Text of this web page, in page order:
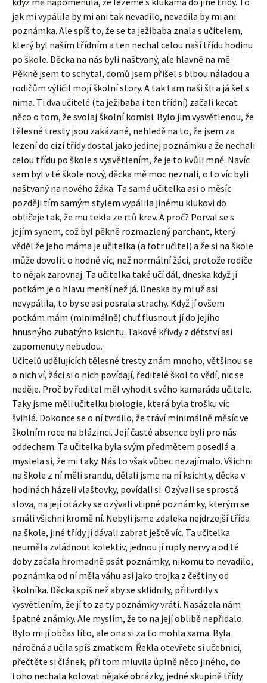
jak mi vypálila by mi ani tak nevadilo, nevadila by mi ani
poznámka. Ale spíš to, že se ta ježibaba znala s učitelem,
který byl naším třídním a ten nechal celou naší třídu hodinu
po škole. Děcka na nás byli naštvaný, ale hlavně na mě.
Pěkně jsem to schytal, domů jsem přišel s blbou náladou a
rodičům výličil mojí školní story. A tak tam naši šli a já šel s
nima. Ti dva učitelé (ta ježibaba i ten třídní) začali kecat
něco o tom, že svolaj školní komisi. Bylo jim vysvětlenou, že
tělesné tresty jsou zakázané, nehledě na to, že jsem za
lezení do cizí třídy dostal jako jedinej poznámku a že nechali
celou třídu po škole s vysvětlením, že je to kvůli mně. Navíc
sem byl v té škole nový, děcka mě moc neznali, o to víc byli
naštvaný na nového žáka. Ta samá učitelka asi o měsíc
později tím samým stylem vypálila jinému klukovi do
obličeje tak, že mu tekla ze rtů krev. A proč? Porval se s
jejím synem, což byl pěkně rozmazlený parchant, který
věděl že jeho máma je učitelka (a fotr učitel) a že si na škole
může dovolit o hodně víc, než normální žáci, protože rodiče
to nějak zarovnaj. Ta učitelka také učí dál, dneska když jí
potkám je o hlavu menší než já. Dneska by mi už asi
nevypálila, to by se asi posrala strachy. Když jí ovšem
potkám mám (minimálně) chuť flusnout jí do jejího
hnusnýho zubatýho ksichtu. Takové křivdy z dětství asi
zapomenuty nebudou.
Učitelů udělujících tělesné tresty znám mnoho, většinou se
o nich ví, žáci si o nich povídají, ředitelé škol to vědí, nic se
neděje. Proč by ředitel měl vyhodit svého kamaráda učitele.
Taky jsme měli učitelku biologie, která byla trošku víc
švihlá. Dokonce se o ní tvrdilo, že tráví minimálně měsíc ve
školním roce na blázinci. Její časté absence byli pro nás
oddechem. Ta učitelka byla svým předmětem posedlá a
myslela si, že mi taky. Nás to však vůbec nezajímalo. Všichni
na škole z ní měli srandu, dělali jsme na ní ksichty, děcka v
hodinách házeli vlaštovky, povídali si. Ozývali se sprostá
slova, na její otázky se ozývali vtipné poznámky, kterým se
smáli všichni kromě ní. Nebyli jsme zdaleka nejdrzejší třída
na škole, jiné třídy jí dávali zabrat ještě víc. Ta učitelka
neuměla zvládnout kolektiv, jednou jí ruply nervy a od té
doby začala hromadně psát poznámky, nikomu to nevadilo,
poznámka od ní měla váhu asi jako trojka z češtiny od
školníka. Děcka spíš než aby se sklidnily, přitvrdily s
vysvětlením, že jí to za ty poznámky vrátí. Nasázela nám
špatné známky. Ale myslím, že to na její oblibě nepřidalo.
Bylo mi jí občas líto, ale ona si za to mohla sama. Byla
náročná a učila spíš zmatkem. Řekla otevřete si učebnici,
přečtěte si článek, při tom mluvila úplně něco jiného, do
toho nechala kolovat nějaké obrázky, jedné skupině třídy